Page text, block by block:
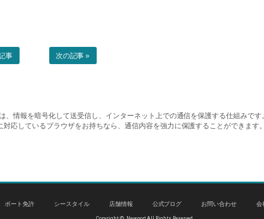
事 次の記事 »
情報を暗号化して送受信し、インターネット上での通信を保護する仕組みで
応しているブラウザをお持ちなら、通信内容を強力に保護することができま
ボート免許 シースタイル 店舗情報 公式ブログ お問い合わせ 会